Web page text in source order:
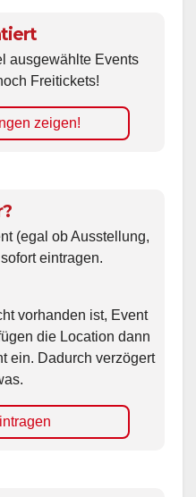
ausgewählte Events
Freitickets!
zeigen!
(egal ob Ausstellung,
eintragen.
vorhanden ist, Event
die Location dann
ein. Dadurch verzögert